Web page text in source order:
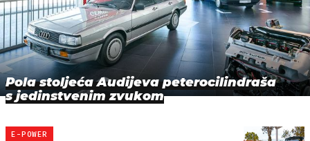
Pola stoljeća Audijeva peterocilindraša
s jedinstvenim zvukom
E-POWER